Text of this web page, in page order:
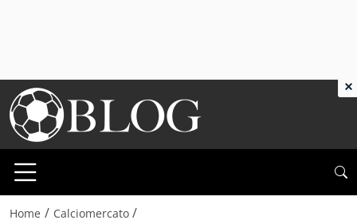
Home / Calciomercato /
×